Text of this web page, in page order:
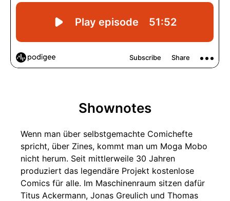
Shownotes
Wenn man über selbstgemachte Comichefte
spricht, über Zines, kommt man um Moga Mobo
nicht herum. Seit mittlerweile 30 Jahren
produziert das legendäre Projekt kostenlose
Comics für alle. Im Maschinenraum sitzen dafür
Titus Ackermann, Jonas Greulich und Thomas